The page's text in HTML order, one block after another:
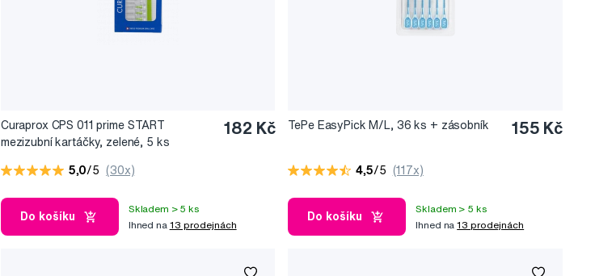
Curaprox CPS 011 prime START
mezizubní kartáčky, zelené, 5 ks
182 Kč
5,0/5 (30x)
Do košíku
Skladem > 5 ks
Ihned na 13 prodejnách
TePe EasyPick M/L, 36 ks + zásobník 155 Kč
4,5/5 (117x)
Do košíku
Skladem > 5 ks
Ihned na13 prodejnách